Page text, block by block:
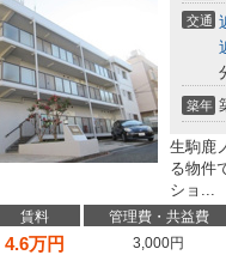
交通
築年
生駒鹿
る物件
ショ...
賃料 管理費・共益費
4.6万円 3,000円